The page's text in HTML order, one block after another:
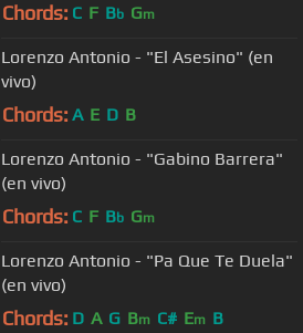
Chords: C F Bb Gm
Lorenzo Antonio - "El Asesino" (en
vivo)
Chords: A E D B
Lorenzo Antonio - "Gabino Barrera"
(en vivo)
Chords: C F Bb Gm
Lorenzo Antonio - "Pa Que Te Duela"
(en vivo)
Chords: D A G Bm C# Em B